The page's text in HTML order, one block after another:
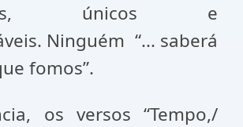
únicos e
Ninguém “... saberá
fomos”.
os versos “Tempo,/